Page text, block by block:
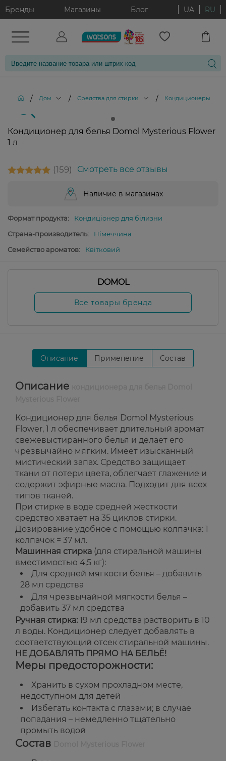
Бренды Магазины Блог UA RU
/ Дом / Средства для стирки / Кондиционеры и
Кондиционер для белья Domol Mysterious Flower
1 л
159 Смотреть все отзывы
Наличие в магазинах
Формат продукта:
Кондиціонер для білизни
Страна-производитель:
Німеччина
Семейство ароматов:
Квітковий
DOMOL
Все товары бренда
Описание Применение Состав
Описание
Кондиционер для белья Domol Mysterious
Flower, 1 л обеспечивает длительный аромат
свежевыстиранного белья и делает его
чрезвычайно мягким. Имеет изысканный
мистический запах. Средство защищает
ткани от потери цвета, облегчает глажение и
содержит эфирные масла. Подходит для всех
типов тканей.
При стирке в воде средней жесткости
средство хватает на 35 циклов стирки.
Дозирование удобное с помощью колпачка: 1
колпачок = 37 мл.
Машинная стирка (для стиральной машины
вместимостью 4,5 кг):
Для средней мягкости белья – добавить
28 мл средства
Для чрезвычайной мягкости белья –
добавить 37 мл средства
Ручная стирка: 19 мл средства растворить в 10
л воды. Кондиционер следует добавлять в
соответствующий отсек стиральной машины.
НЕ ДОБАВЛЯТЬ ПРЯМО НА БЕЛЬЁ!
Меры предосторожности:
Хранить в сухом прохладном месте,
недоступном для детей
Избегать контакта с глазами; в случае
попадания – немедленно тщательно
промыть водой
Состав